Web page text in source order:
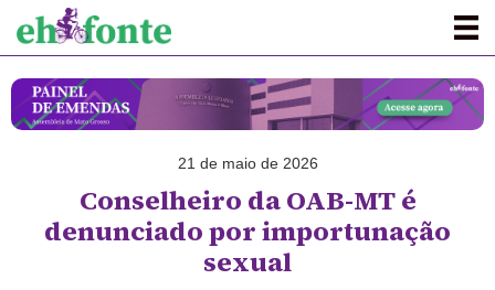
21 de maio de 2026
Conselheiro da OAB-MT é
denunciado por importunação
sexual